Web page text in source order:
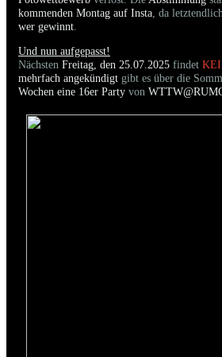
kommenden Montag auf Insta , da
wer gewinnt
Und nun aufgepasst!
Nächsten Freitag, den 25.07.2025 findet
mehrfach angekündigt gibt es über die
Wochen eine 16er Party von